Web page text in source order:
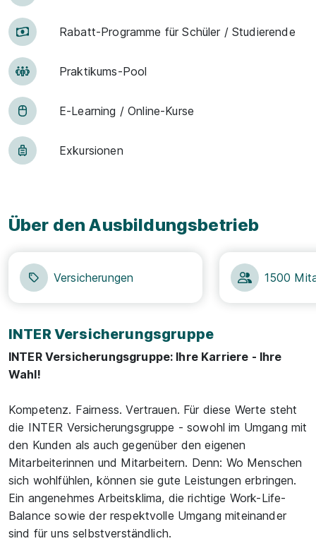
Rabatt-Pro­gramme für Schüler / ­Studierende
Praktikums-Pool
E-Lear­ning / On­line-Kur­se
Exkur­sionen
Über den Ausbildungsbetrieb
Versicherungen 1500
INTER Versicherungsgruppe
INTER Versicherungsgruppe: Ihre Karriere - Ihre
Wahl!
Kompetenz. Fairness. Vertrauen. Für diese Werte steht
die INTER Versicherungsgruppe - sowohl im Umgang mit
den Kunden als auch gegenüber den eigenen
Mitarbeiterinnen und Mitarbeitern. Denn: Wo Menschen
sich wohlfühlen, können sie gute Leistungen erbringen.
Ein angenehmes Arbeitsklima, die richtige Work-Life-
Balance sowie der respektvolle Umgang miteinander
sind für uns selbstverständlich.